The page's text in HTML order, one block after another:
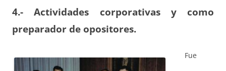
4.- Actividades corporativas y como
preparador de opositores.
Fue